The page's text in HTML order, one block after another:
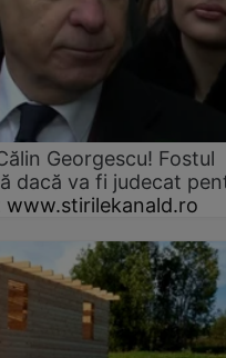
Georgescu! Fostul
dacă va fi judecat
www.stirilekanald.ro